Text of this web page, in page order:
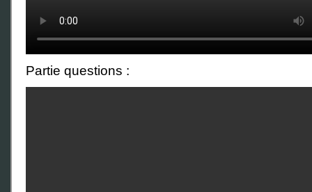
Partie questions :